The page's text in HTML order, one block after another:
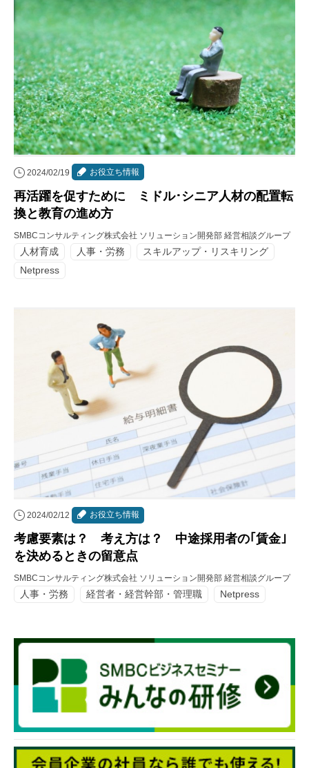
2024/02/19 お役立ち情報
再活躍を促すために ミドル･シニア人材の配置転
換と教育の進め方
SMBCコンサルティング株式会社 ソリューション開発部 経営相談グループ
人材育成 人事・労務
スキルアップ・リスキリング
Netpress
2024/02/12 お役立ち情報
考慮要素は？ 考え方は？ 中途採用者の｢賃金｣
を決めるときの留意点
SMBCコンサルティング株式会社 ソリューション開発部 経営相談グループ
人事・労務 経営者・経営幹部・管理職 Netpress